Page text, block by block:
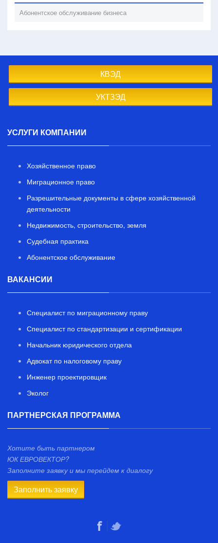
Абонентское обслуживание бизнеса
КВЭД
УКТЗЭД
УСЛУГИ КОМПАНИИ
Хозяйственное право
Миграционное право
Разрешительные документы в сфере хозяйственной
деятельности
Недвижимость, строительство, земля
Судебная практика
Абонентское обслуживание
ВАКАНСИИ
Специалист по миграционному праву
Специалист по стандартизации и сертификации
Начальник юридического отдела
Адвокат по налоговому праву
Инженер проектировщик
Эколог
ПАРТНЕРСКАЯ ПРОГРАММА
Хотите быть партнером
ЮК ЕВРОВЕКТОР?
Заполните заявку и мы перейдем к диалогу
Заполнить заявку